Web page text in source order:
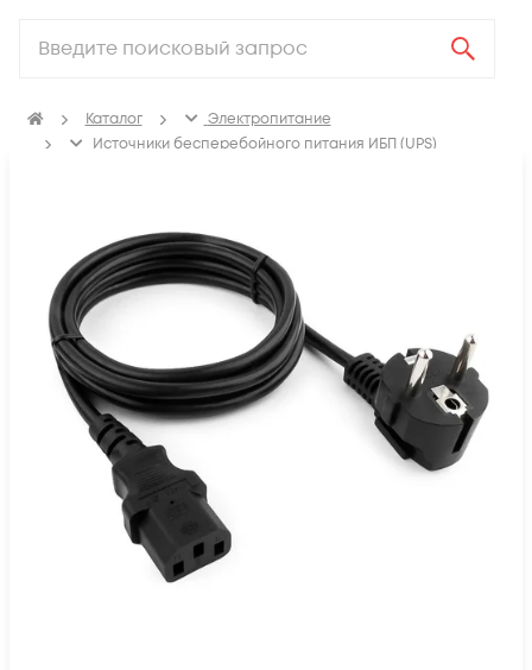
Каталог
Электропитание
Источники бесперебойного питания ИБП (UPS)